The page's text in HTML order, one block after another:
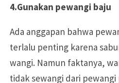
4.Gunakan pewangi baju
Ada anggapan bahwa
terlalu penting karena
wangi. Namun faktanya,
tidak sewangi dari pewangi